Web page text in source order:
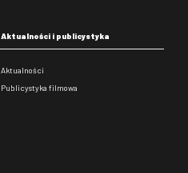
Aktualności i publicystyka
Aktualności
Publicystyka filmowa